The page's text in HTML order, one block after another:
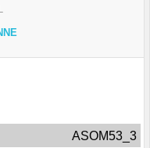
ASOM53_3